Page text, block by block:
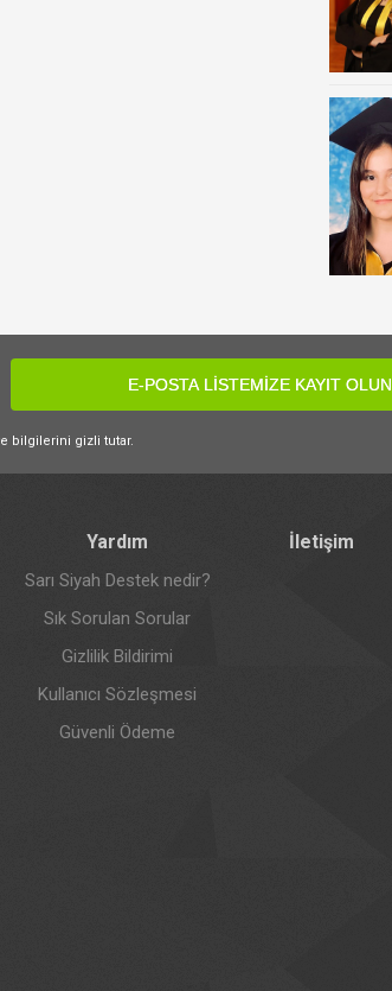
E-POSTA LİSTEMİZE KAYIT OLUN
bilgilerini gizli tutar.
Yardım
Sarı Siyah Destek nedir?
Sık Sorulan Sorular
Gizlilik Bildirimi
Kullanıcı Sözleşmesi
Güvenli Ödeme
İletişim